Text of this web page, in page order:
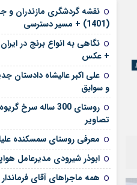
آپارات
رمز عبور
مرا به خاطر بسپار
نقشه گردشگری مازندران و
(1401) + مسیر دسترسی
نگاهی به انواع برنج در
+ عکس
علی‌ اکبر عالیشاه دادستان
و سوابق
روستای 300 ساله
تصاویر
معرفی روستای سمسکنده
ابوذر شیرودی مدیرعامل
همه ماجراهای آقای